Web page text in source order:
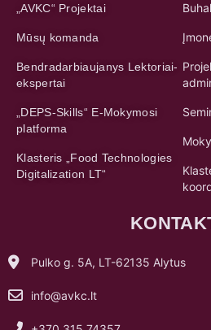
„AVKC“ Projektai
Mūsų komanda
Bendradarbiaujanys Lektoriai-
ekspertai
„DEPS-Skills“ E-Mokymosi
platforma
Klasteris „Food Technologies
Digitalization LT“
Pulko g. 5A, LT-62135 Alytus
info@avkc.lt